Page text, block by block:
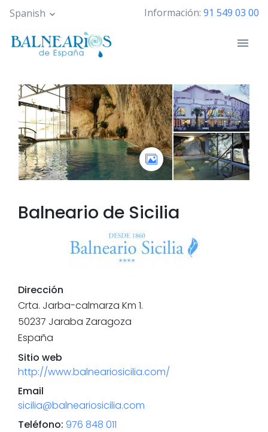
Pasar
contenido
principal
Spanish Información: 91 549 03 00
Balneario de Sicilia
Dirección
Crta. Jarba-calmarza Km 1.
50237 Jaraba Zaragoza
España
Sitio web
http://www.balneariosicilia.com/
Email
sicilia@balneariosicilia.com
Teléfono: 976 848 011